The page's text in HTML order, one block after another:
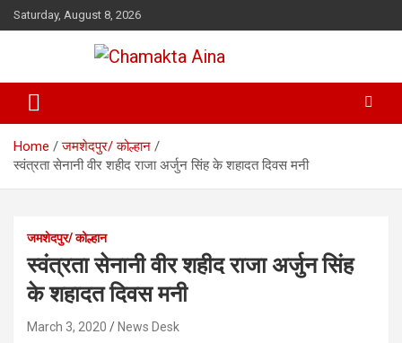
Skip
to
Saturday, August 8, 2026
Chamakta Aina
Home
जमशेदपुर/ कोल्हान
स्वंत्रता सेनानी वीर शहीद राजा अर्जुन सिंह के शहादत दिवस मनी
जमशेदपुर/ कोल्हान
स्वंत्रता सेनानी वीर शहीद राजा अर्जुन सिंह
के शहादत दिवस मनी
March 3, 2020 News Desk